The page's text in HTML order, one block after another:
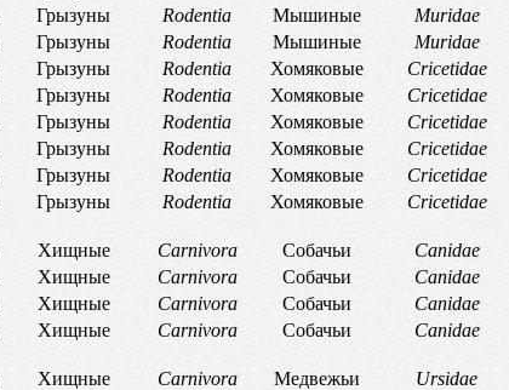
Грызуны Rodentia Мышиные Muridae
Грызуны Rodentia Мышиные Muridae
Грызуны Rodentia Хомяковые Cricetidae
Грызуны Rodentia Хомяковые Cricetidae
Грызуны Rodentia Хомяковые Cricetidae
Грызуны Rodentia Хомяковые Cricetidae
Грызуны Rodentia Хомяковые Cricetidae
Грызуны Rodentia Хомяковые Cricetidae
Хищные Carnivora Собачьи Canidae
Хищные Carnivora Собачьи Canidae
Хищные Carnivora Собачьи Canidae
Хищные Carnivora Собачьи Canidae
Хищные Carnivora Медвежьи Ursidae